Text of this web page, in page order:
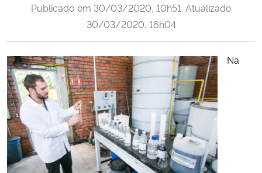
Ministério de Minas e Energia
Ministério da Ciência, Tecnologia, Inovações e Comunicações
Ministério do Meio Ambiente
Ministério do Turismo
Ministério do Desenvolvimento Regional
Controladoria-Geral da União
Publicado em 30/03/2020, 10h51. Atualizado
30/03/2020, 16h04
Na